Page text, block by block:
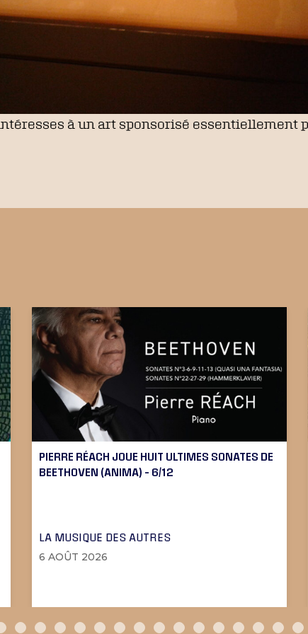
à un art sponsorisé essentiellement
PIERRE RÉACH JOUE HUIT ULTIMES SONATES DE
BEETHOVEN (ANIMA) – 6/12
LA MUSIQUE DES AUTRES
6 AOÛT 2026